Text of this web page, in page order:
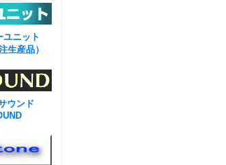
ユニット
生産品）
ウンド